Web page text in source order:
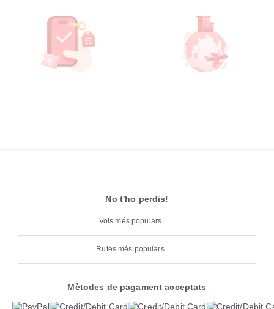
No t'ho perdis!
Vols més populars
Rutes més populars
Mètodes de pagament acceptats